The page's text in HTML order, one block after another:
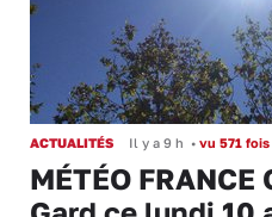
ACTUALITÉS Il y a 9 h • vu 571 fois
MÉTÉO